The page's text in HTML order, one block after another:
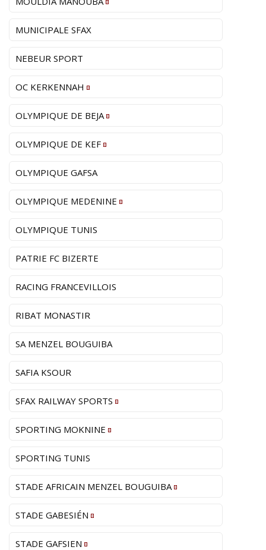
MUNICIPALE SFAX
NEBEUR SPORT
OC KERKENNAH
OLYMPIQUE DE BEJA
OLYMPIQUE DE KEF
OLYMPIQUE GAFSA
OLYMPIQUE MEDENINE
OLYMPIQUE TUNIS
PATRIE FC BIZERTE
RACING FRANCEVILLOIS
RIBAT MONASTIR
SA MENZEL BOUGUIBA
SAFIA KSOUR
SFAX RAILWAY SPORTS
SPORTING MOKNINE
SPORTING TUNIS
STADE AFRICAIN MENZEL BOUGUIBA
STADE GABESIÉN
STADE GAFSIEN